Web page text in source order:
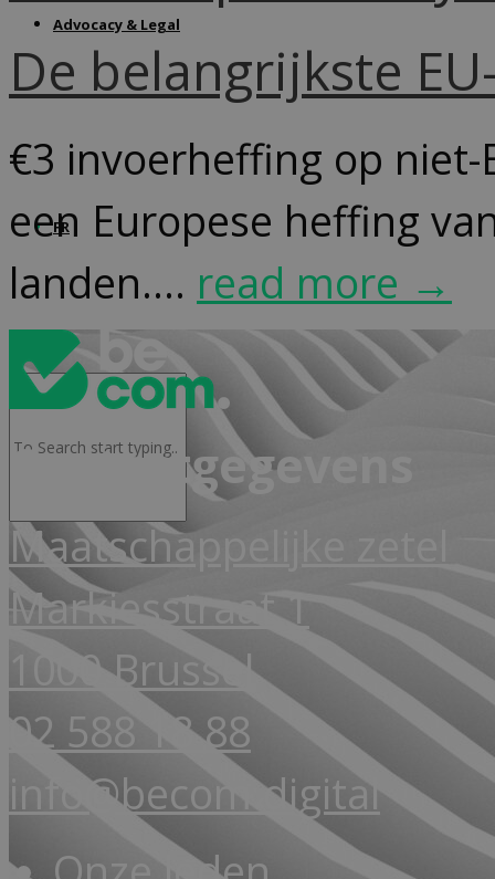
Advocacy & Legal
FR
De belangrijkste
€3 invoerheffing op niet-
een Europese heffing
landen.... read more →
Contactgegevens
Maatschappelijke zetel
Markiesstraat 1
1000 Brussel
02 588 18 88
info@becom.digital